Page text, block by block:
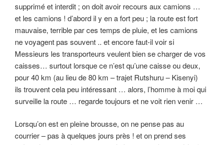
supprimé et interdit ; on doit avoir recours aux camions …
et les camions ! d’abord il y en a fort peu ; la route est fort
mauvaise, terrible par ces temps de pluie, et les camions
ne voyagent pas souvent .. et encore faut-il voir si
Messieurs les transporteurs veulent bien se charger de vos
caisses… surtout lorsque ce n’est qu’une caisse ou deux,
pour 40 km (au lieu de 80 km – trajet Rutshuru – Kisenyi)
ils trouvent cela peu intéressant … alors, l’homme à moi qui
surveille la route … regarde toujours et ne voit rien venir …
Lorsqu’on est en pleine brousse, on ne pense pas au
courrier – pas à quelques jours près ! et on prend ses